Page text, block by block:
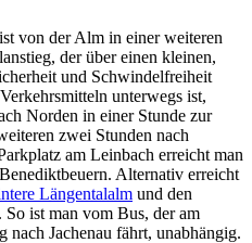
von der Alm in einer weiteren
der über einen kleinen,
und Schwindelfreiheit
unterwegs ist,
Norden in einer Stunde zur
zwei Stunden nach
am Leinbach erreicht man
Alternativ erreicht
Längentalalm und den
ist man vom Bus, der am
nach Jachenau fährt, unabhängig.